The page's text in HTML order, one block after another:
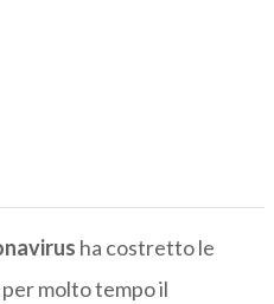
ha costretto le
molto tempo il